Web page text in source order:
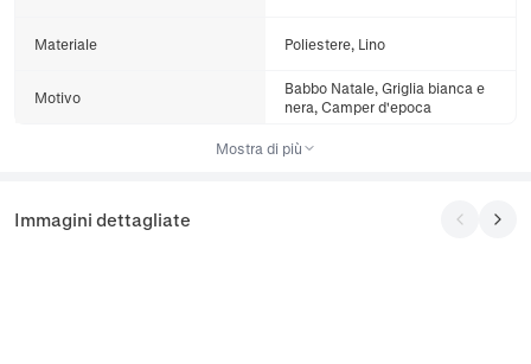
Materiale Poliestere, Lino
Motivo
Babbo Natale, Griglia bianca e
nera, Camper d'epoca
Mostra di più
Immagini dettagliate